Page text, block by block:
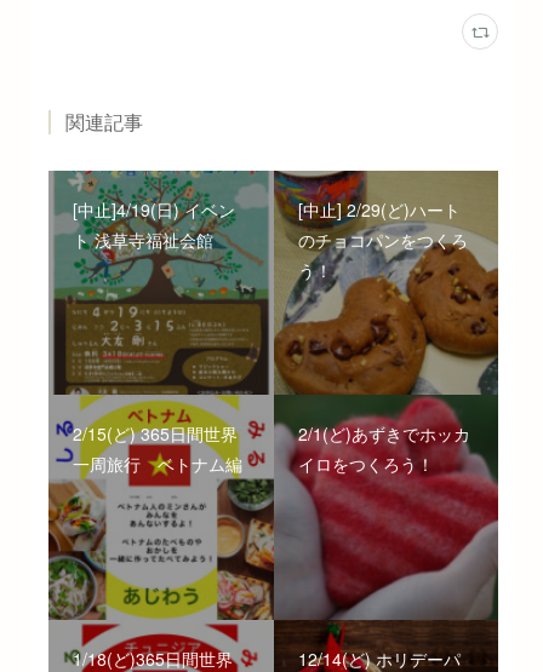
関連記事
[中止]4/19(日) イベン
ト 浅草寺福祉会館
[中止] 2/29(ど)ハート
のチョコパンをつくろ
う！
2/15(ど) 365日間世界
一周旅行 ベトナム編
2/1(ど)あずきでホッカ
イロをつくろう！
1/18(ど)365日間世界
12/14(ど) ホリデーパ